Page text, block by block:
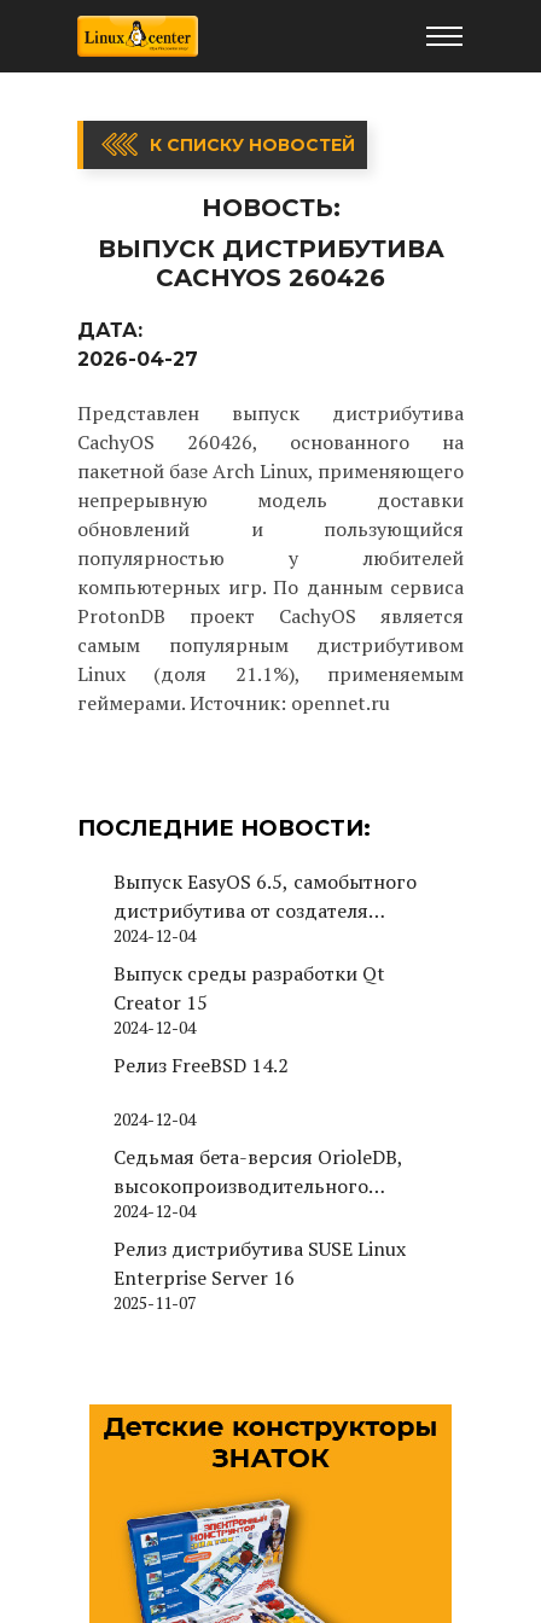
К СПИСКУ НОВОСТЕЙ
НОВОСТЬ:
ВЫПУСК ДИСТРИБУТИВА
CACHYOS 260426
ДАТА:
2026-04-27
Представлен выпуск дистрибутива
CachyOS 260426, основанного на
пакетной базе Arch Linux, применяющего
непрерывную модель доставки
обновлений и пользующийся
популярностью у любителей
компьютерных игр. По данным сервиса
ProtonDB проект CachyOS является
самым популярным дистрибутивом
Linux (доля 21.1%), применяемым
геймерами. Источник: opennet.ru
ПОСЛЕДНИЕ НОВОСТИ:
Выпуск EasyOS 6.5, самобытного
дистрибутива от создателя
Puppy Linux
2024-12-04
Выпуск среды разработки Qt
Creator 15
2024-12-04
Релиз FreeBSD 14.2
2024-12-04
Седьмая бета-версия OrioleDB,
высокопроизводительного
движка хранения для PostgreSQL
2024-12-04
Релиз дистрибутива SUSE Linux
Enterprise Server 16
2025-11-07